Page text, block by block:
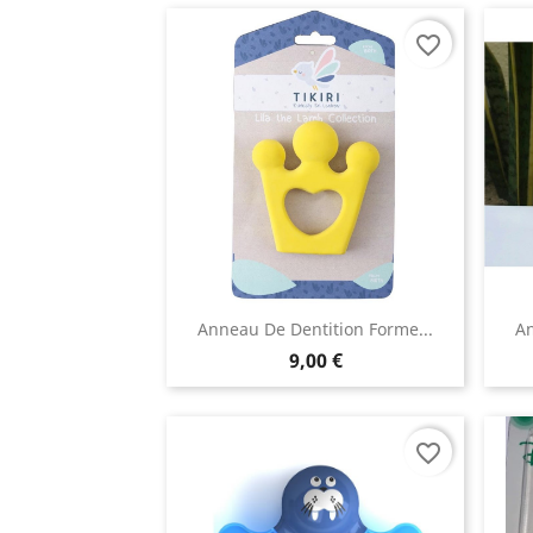
Anneau De Dentition Forme...
9,00 €
favorite_border
favorite_border